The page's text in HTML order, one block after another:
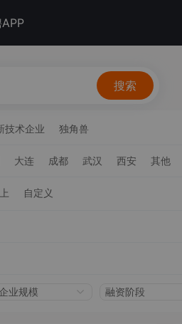
搜索
技术企业 独角兽
大连 成都 武汉 西安 其他
自定义
企业规模 融资阶段